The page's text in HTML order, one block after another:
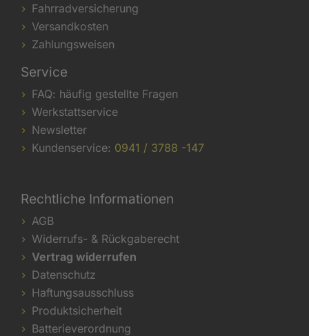
Fahrradversicherung
Versandkosten
Zahlungsweisen
Service
FAQ: häufig gestellte Fragen
Werkstattservice
Newsletter
Kundenservice: 0941 / 3788 -147
Rechtliche Informationen
AGB
Widerrufs- & Rückgaberecht
Vertrag widerrufen
Datenschutz
Haftungsausschluss
Produktsicherheit
Batterieverordnung